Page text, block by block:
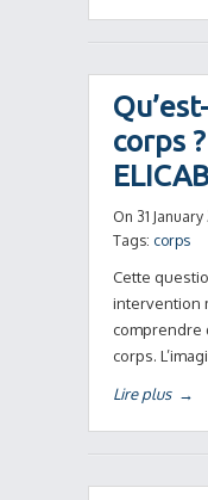
corps
On 31 January
Tags: corps
Cette
intervention
comprendre
corps.
Lire plus →